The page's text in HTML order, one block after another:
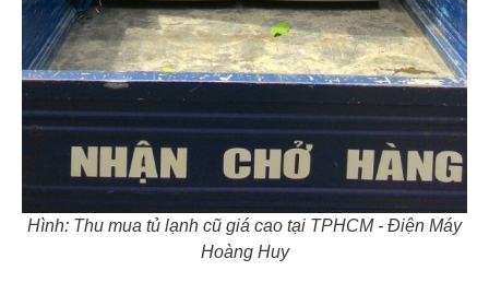
Hình: Thu mua tủ lạnh cũ giá cao tại TPHCM - Điện Máy
Hoàng Huy